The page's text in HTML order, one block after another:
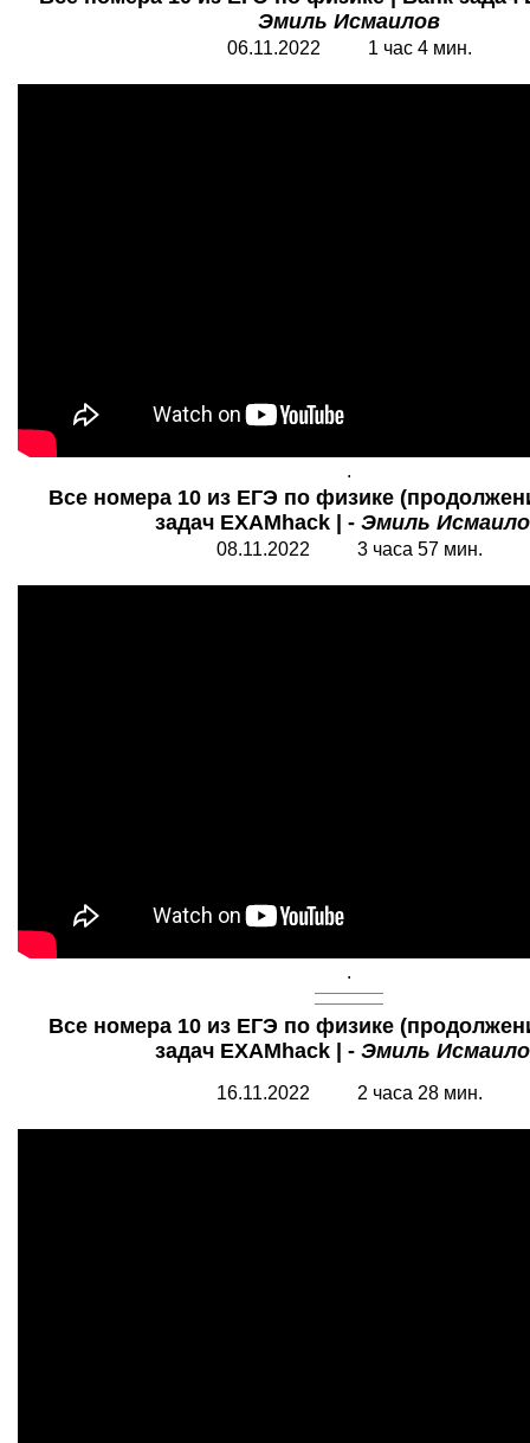
Эмиль Исмаилов
06.11.2022 1 час 4 мин.
.
Все номера 10 из ЕГЭ по физике
задач EXAMhack | - Эмиль
08.11.2022 3 часа 57 мин.
.
Все номера 10 из ЕГЭ по физике
задач EXAMhack | - Эмиль
16.11.2022 2 часа 28 мин.